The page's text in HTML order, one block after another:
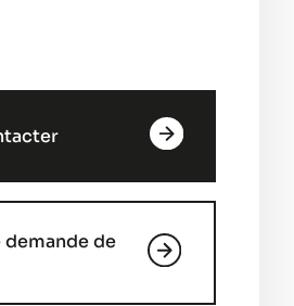
demande de